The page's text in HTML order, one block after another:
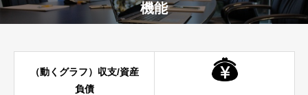
機能
（動くグラフ）収支/資産
負債